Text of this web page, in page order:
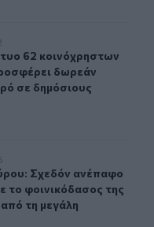
κρηνών προσφέρει
62 κοινόχρηστων
62 κοινόχρηστων
δωρεάν
σε δημόσιους
διασώθηκε το
Σχεδόν ανέπαφο
Σχεδόν ανέπαφο
το φοινικόδασος της
τη μεγάλη